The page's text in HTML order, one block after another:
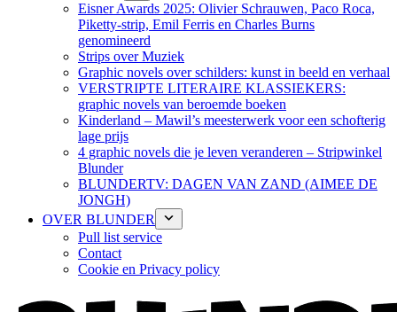
Eisner Awards 2025: Olivier Schrauwen, Paco Roca,
Piketty-strip, Emil Ferris en Charles Burns
genomineerd
Strips over Muziek
Graphic novels over schilders: kunst in beeld en verhaal
VERSTRIPTE LITERAIRE KLASSIEKERS:
graphic novels van beroemde boeken
Kinderland – Mawil’s meesterwerk voor een schofterig
lage prijs
4 graphic novels die je leven veranderen – Stripwinkel
Blunder
BLUNDERTV: DAGEN VAN ZAND (AIMEE DE
JONGH)
OVER BLUNDER
Pull list service
Contact
Cookie en Privacy policy